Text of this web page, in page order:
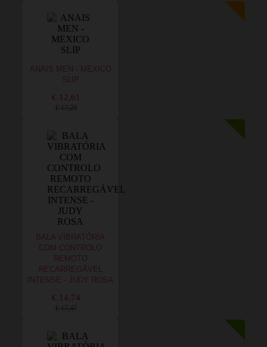
ANAIS MEN - MEXICO
SLIP
€ 12,61
€ 17,20
BALA VIBRATÓRIA
COM CONTROLO
REMOTO
RECARREGÁVEL
INTENSE - JUDY ROSA
€ 14,74
€ 17,47